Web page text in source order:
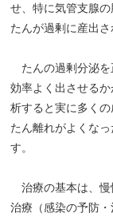
せ、特に気管支腺
たんが過剰に産出
たんの過剰分泌を
効率よく出させる
析すると実に多く
たん離れがよくな
す。
治療の基本は、慢
治療（感染の予防